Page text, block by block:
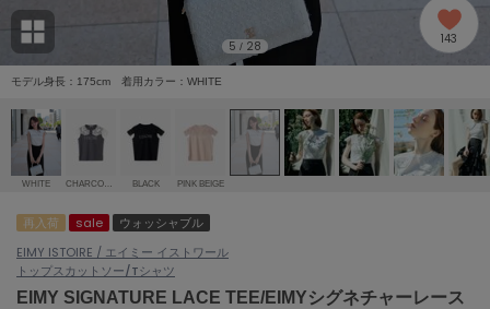
ョン雑貨 (865)
/ランジェリー (127)
ェア (121)
(124)
Ame no chi Hare
アメノチハレ
アモマ
ánuans
アニュアンス
ànuke
アンヌーク
ASICS
アシックス
モデル身長：175cm 着用カラー：WHITE
5 / 28 143
WHITE CHARCOAL GREY BLACK PINK BEIGE
再入荷 sale
ウォッシャブル
EIMY ISTOIRE / エイミー イストワール
トップスカットソー/Tシャツ
EIMY SIGNATURE LACE TEE/EIMYシグネチャーレース